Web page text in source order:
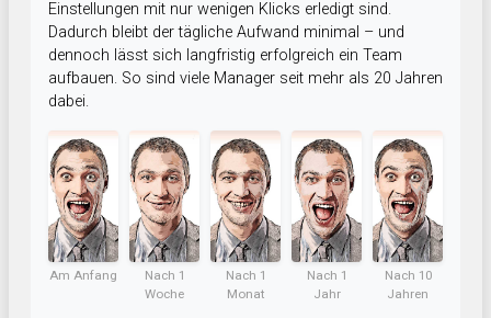
Einstellungen mit nur wenigen Klicks erledigt sind.
Dadurch bleibt der tägliche Aufwand minimal – und
dennoch lässt sich langfristig erfolgreich ein Team
aufbauen. So sind viele Manager seit mehr als 20 Jahren
dabei.
Am Anfang
Nach 1
Woche
Nach 1
Monat
Nach 1
Jahr
Nach 10
Jahren